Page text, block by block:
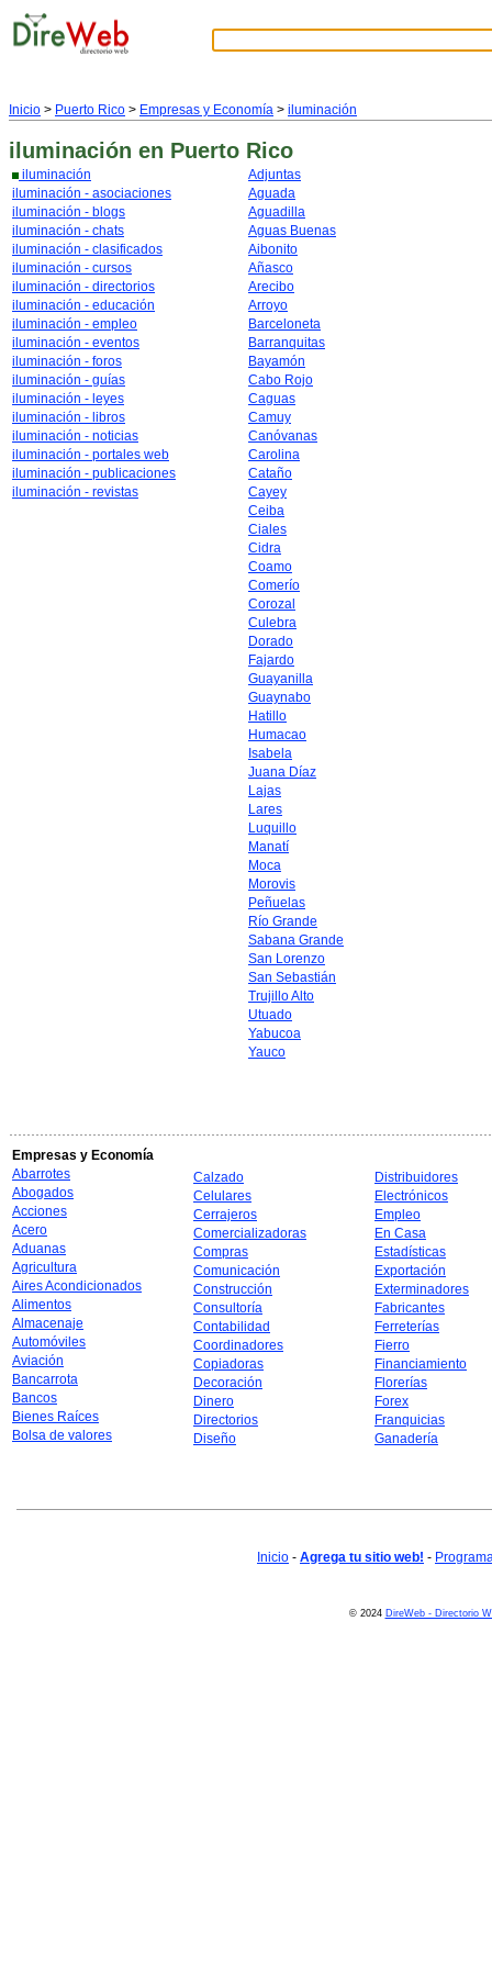
Inicio > Puerto Rico > Empresas y Economía > iluminación
iluminación en Puerto Rico
iluminación
iluminación - asociaciones
iluminación - blogs
iluminación - chats
iluminación - clasificados
iluminación - cursos
iluminación - directorios
iluminación - educación
iluminación - empleo
iluminación - eventos
iluminación - foros
iluminación - guías
iluminación - leyes
iluminación - libros
iluminación - noticias
iluminación - portales web
iluminación - publicaciones
iluminación - revistas
Adjuntas
Aguada
Aguadilla
Aguas Buenas
Aibonito
Añasco
Arecibo
Arroyo
Barceloneta
Barranquitas
Bayamón
Cabo Rojo
Caguas
Camuy
Canóvanas
Carolina
Cataño
Cayey
Ceiba
Ciales
Cidra
Coamo
Comerío
Corozal
Culebra
Dorado
Fajardo
Guayanilla
Guaynabo
Hatillo
Humacao
Isabela
Juana Díaz
Lajas
Lares
Luquillo
Manatí
Moca
Morovis
Peñuelas
Río Grande
Sabana Grande
San Lorenzo
San Sebastián
Trujillo Alto
Utuado
Yabucoa
Yauco
Empresas y Economía
Abarrotes
Abogados
Acciones
Acero
Aduanas
Agricultura
Aires Acondicionados
Alimentos
Almacenaje
Automóviles
Aviación
Bancarrota
Bancos
Bienes Raíces
Bolsa de valores
Calzado
Celulares
Cerrajeros
Comercializadoras
Compras
Comunicación
Construcción
Consultoría
Contabilidad
Coordinadores
Copiadoras
Decoración
Dinero
Directorios
Diseño
Distribuidores
Electrónicos
Empleo
En Casa
Estadísticas
Exportación
Exterminadores
Fabricantes
Ferreterías
Fierro
Financiamiento
Florerías
Forex
Franquicias
Ganadería
Inicio - Agrega tu sitio web! -
© 2024 DireWeb - Directorio